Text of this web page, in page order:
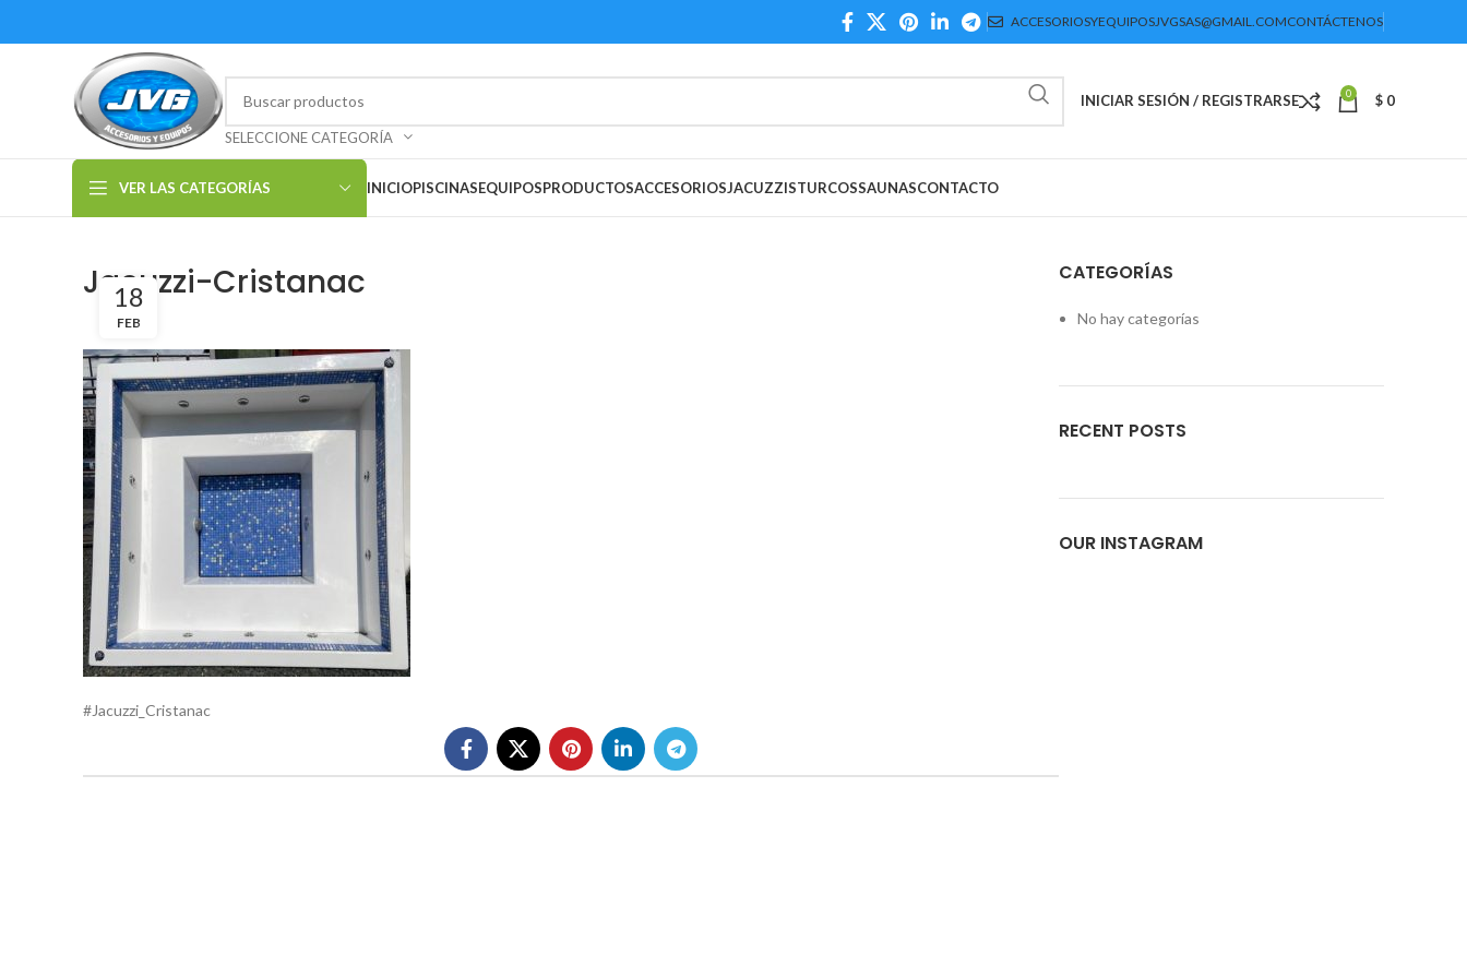
ACCESORIOSYEQUIPOSJVGSAS@GMAIL.COMCONTÁCTENOS
SELECCIONE CATEGORÍA
INICIAR SESIÓN / REGISTRARSE 0 $ 0
VER LAS CATEGORÍAS INICIOPISCINASEQUIPOSPRODUCTOSACCESORIOSJACUZZISTURCOSSAUNASCONTACTO
Jacuzzi-Cristanac
18
FEB
#Jacuzzi_Cristanac
CATEGORÍAS
No hay categorías
RECENT POSTS
OUR INSTAGRAM